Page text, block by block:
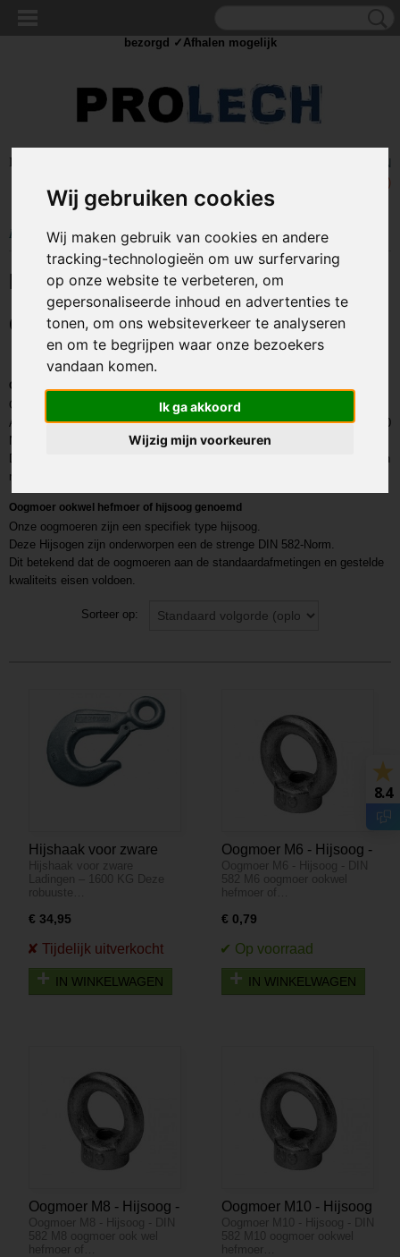
Wij gebruiken cookies
Wij maken gebruik van cookies en andere
tracking-technologieën om uw surfervaring
op onze website te verbeteren, om
gepersonaliseerde inhoud en advertenties te
tonen, om ons websiteverkeer te analyseren
en om te begrijpen waar onze bezoekers
vandaan komen.
Ik ga akkoord
Wijzig mijn voorkeuren
Inloggen
UW WINKELWAGEN
(0)
Home >IJZERWAREN>HIJSOGEN / OOGMOEREN / OOGBOUTEN
HIJSOGEN / OOGMOEREN /
OOGBOUTEN
Oogbouten ookwel hefschroef of hijsoog genoemd
Oogbouten zijn het meest gebruikte type hijsogen.
Al onze oogbouten zijn onderworpen aan de strenge eisen van de DIN 580
Norm.
Deze norm waarborgt de strenge eigenschappen waaraan onze oogbouten
moeten voldoen.
Oogmoer ookwel hefmoer of hijsoog genoemd
Onze oogmoeren zijn een specifiek type hijsoog.
Deze Hijsogen zijn onderworpen een de strenge DIN 582-Norm.
Dit betekend dat de oogmoeren aan de standaardafmetingen en gestelde
kwaliteits eisen voldoen.
Sorteer op:
Hijshaak voor zware
Ladingen – 1600 KG
Hijshaak voor zware
Ladingen – 1600 KG Deze
robuuste…
€ 34,95
IN WINKELWAGEN
Oogmoer M6 - Hijsoog -
DIN 582
Oogmoer M6 - Hijsoog - DIN
582 M6 oogmoer ookwel
hefmoer of…
€ 0,79
IN WINKELWAGEN
Oogmoer M8 - Hijsoog -
DIN 582
Oogmoer M8 - Hijsoog - DIN
582 M8 oogmoer ook wel
hefmoer of…
Oogmoer M10 - Hijsoog
- DIN 582
Oogmoer M10 - Hijsoog - DIN
582 M10 oogmoer ookwel
hefmoer…
bezorgd ✓Afhalen mogelijk
8.4